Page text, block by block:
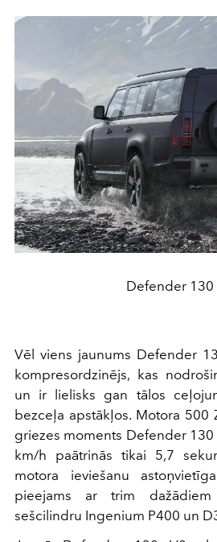
Defender 130
Vēl viens jaunums Defender
kompresordzinējs, kas
un ir lielisks gan tālos
bezceļa apstākļos. Motora 500
griezes moments Defender
km/h paātrinās tikai 5,7
motora ieviešanu
pieejams ar trim dažādiem
sešcilindru Ingenium P400 un